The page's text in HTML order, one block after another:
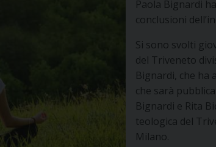
Paola Bignardi
conclusioni
Si sono svolti
del Triveneto
Bignardi, che ha
che sarà
Bignardi e Rita
teologica del
Milano.